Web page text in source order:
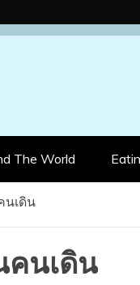
The World
นเดิน
นเดิน